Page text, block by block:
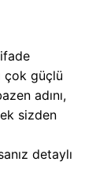
çok güçlü
adını,
sizden
detaylı